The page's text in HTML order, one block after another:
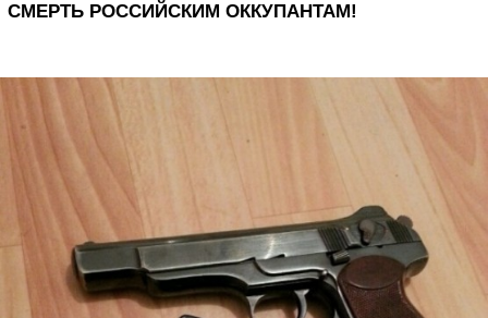
СМЕРТЬ РОССИЙСКИМ ОККУПАНТАМ!